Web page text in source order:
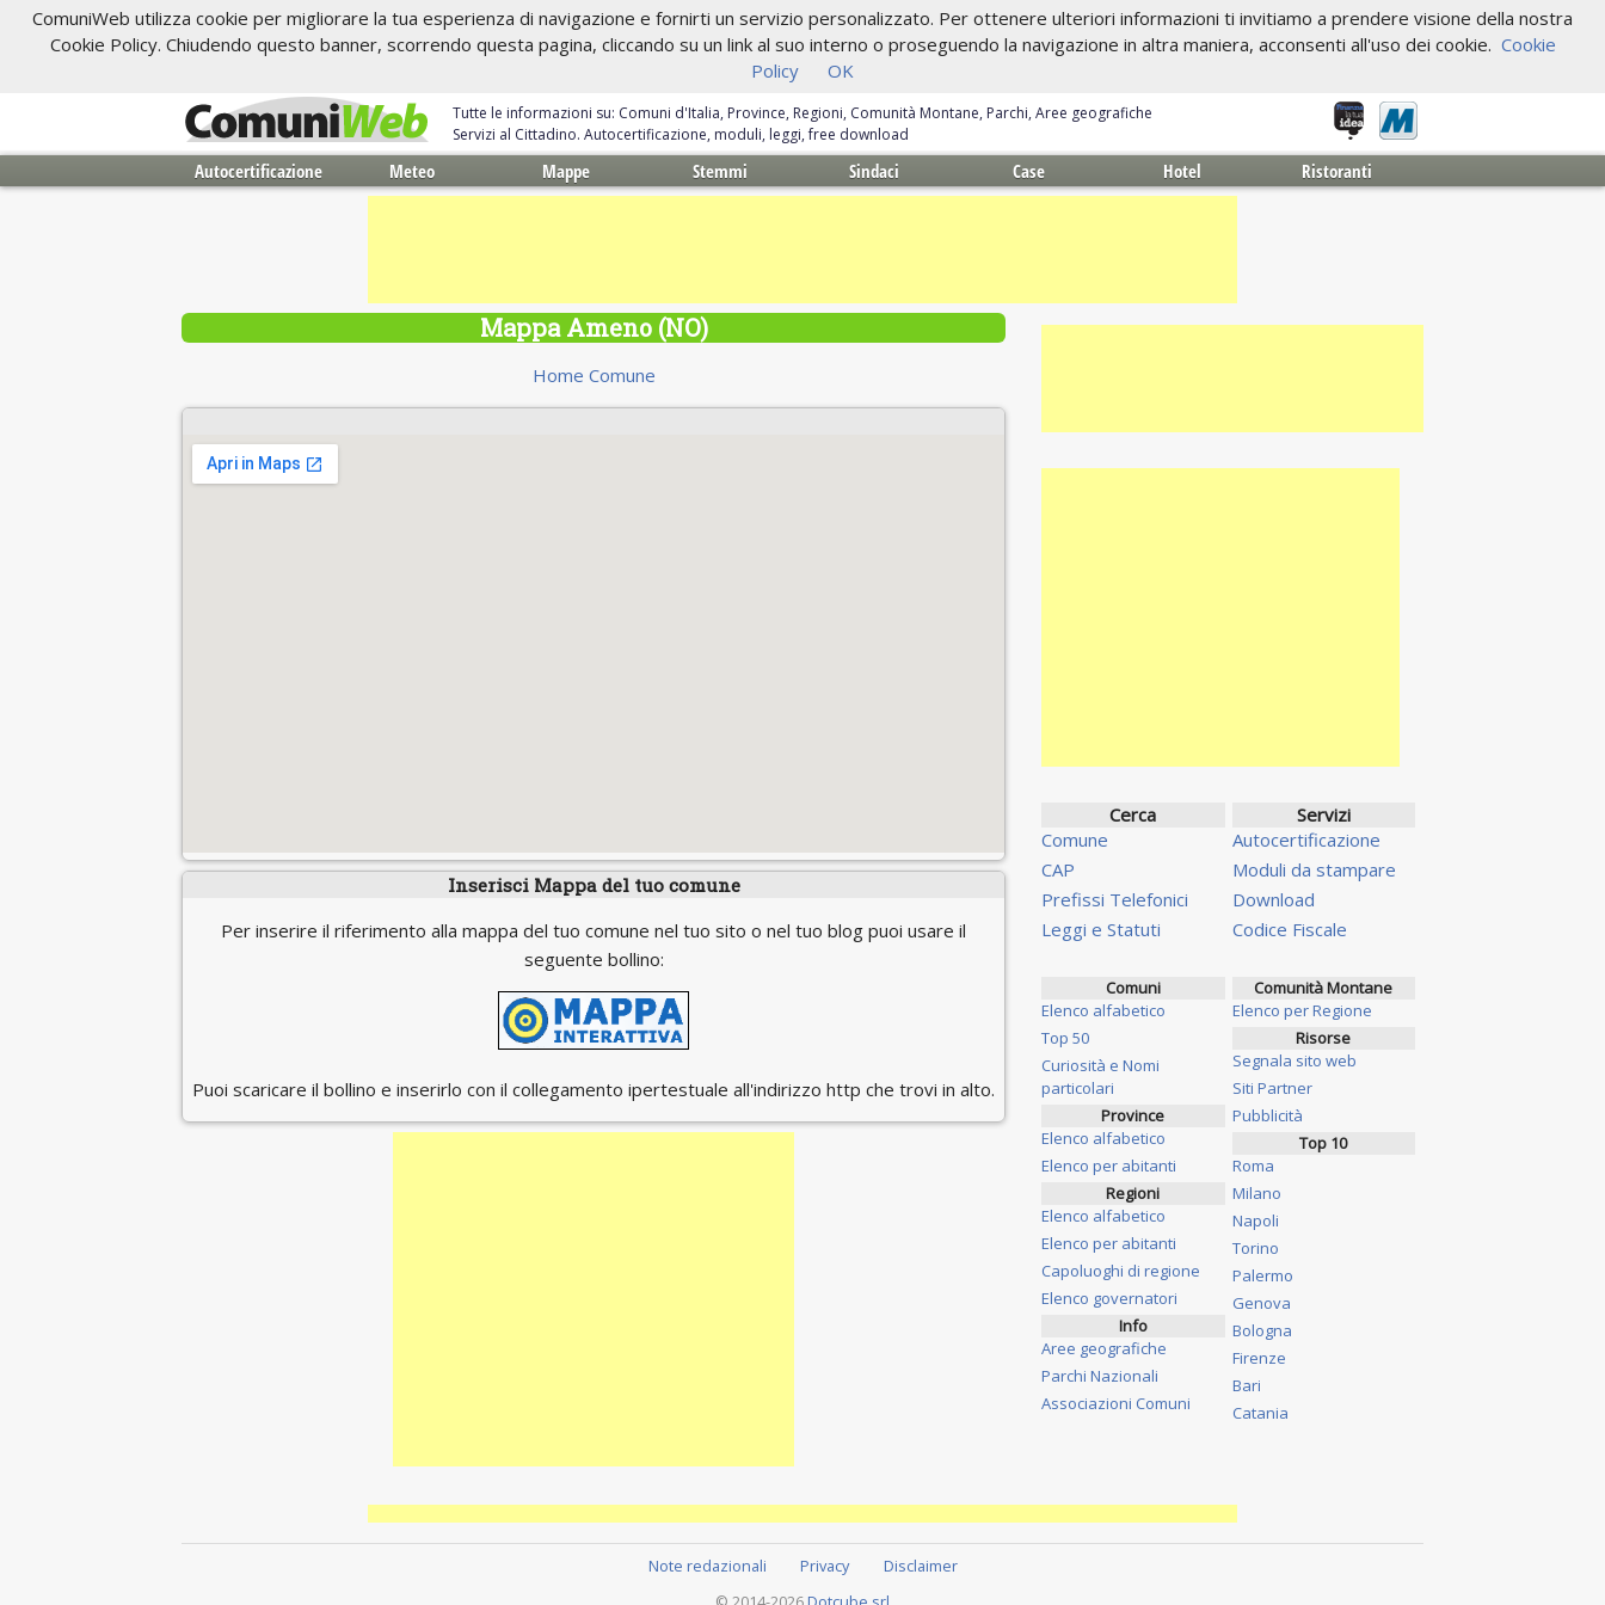
ComuniWeb utilizza cookie per migliorare la tua esperienza di navigazione e fornirti un servizio personalizzato. Per ottenere ulteriori informazioni ti invitiamo a prendere visione della nostra
Cookie Policy. Chiudendo questo banner, scorrendo questa pagina, cliccando su un link al suo interno o proseguendo la navigazione in altra maniera, acconsenti all'uso dei cookie. Cookie
Policy
OK
Tutte le informazioni su: Comuni d'Italia, Province, Regioni, Comunità Montane, Parchi, Aree geografiche
Servizi al Cittadino. Autocertificazione, moduli, leggi, free download
Autocertificazione Meteo Mappe Stemmi Sindaci Case Hotel Ristoranti
Mappa Ameno (NO)
Home Comune
Inserisci Mappa del tuo comune
Per inserire il riferimento alla mappa del tuo comune nel tuo sito o nel tuo blog puoi usare il
seguente bollino:
Puoi scaricare il bollino e inserirlo con il collegamento ipertestuale all'indirizzo http che trovi in alto.
Cerca
Comune
CAP
Prefissi Telefonici
Leggi e Statuti
Servizi
Autocertificazione
Moduli da stampare
Download
Codice Fiscale
Comuni
Elenco alfabetico
Top 50
Curiosità e Nomi
particolari
Province
Elenco alfabetico
Elenco per abitanti
Regioni
Elenco alfabetico
Elenco per abitanti
Capoluoghi di regione
Elenco governatori
Info
Aree geografiche
Parchi Nazionali
Associazioni Comuni
Comunità Montane
Elenco per Regione
Risorse
Segnala sito web
Siti Partner
Pubblicità
Top 10
Roma
Milano
Napoli
Torino
Palermo
Genova
Bologna
Firenze
Bari
Catania
Note redazionali Privacy
Disclaimer